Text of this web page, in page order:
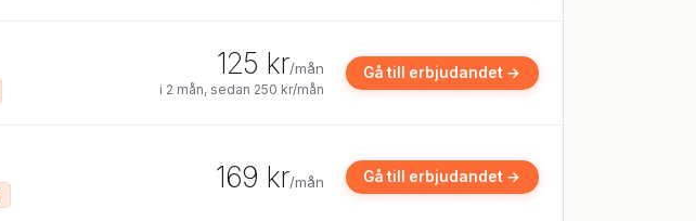
125 kr/mån
i 2 mån, sedan 250 kr/mån
Gå till erbjudandet →
169 kr/mån Gå till erbjudandet →